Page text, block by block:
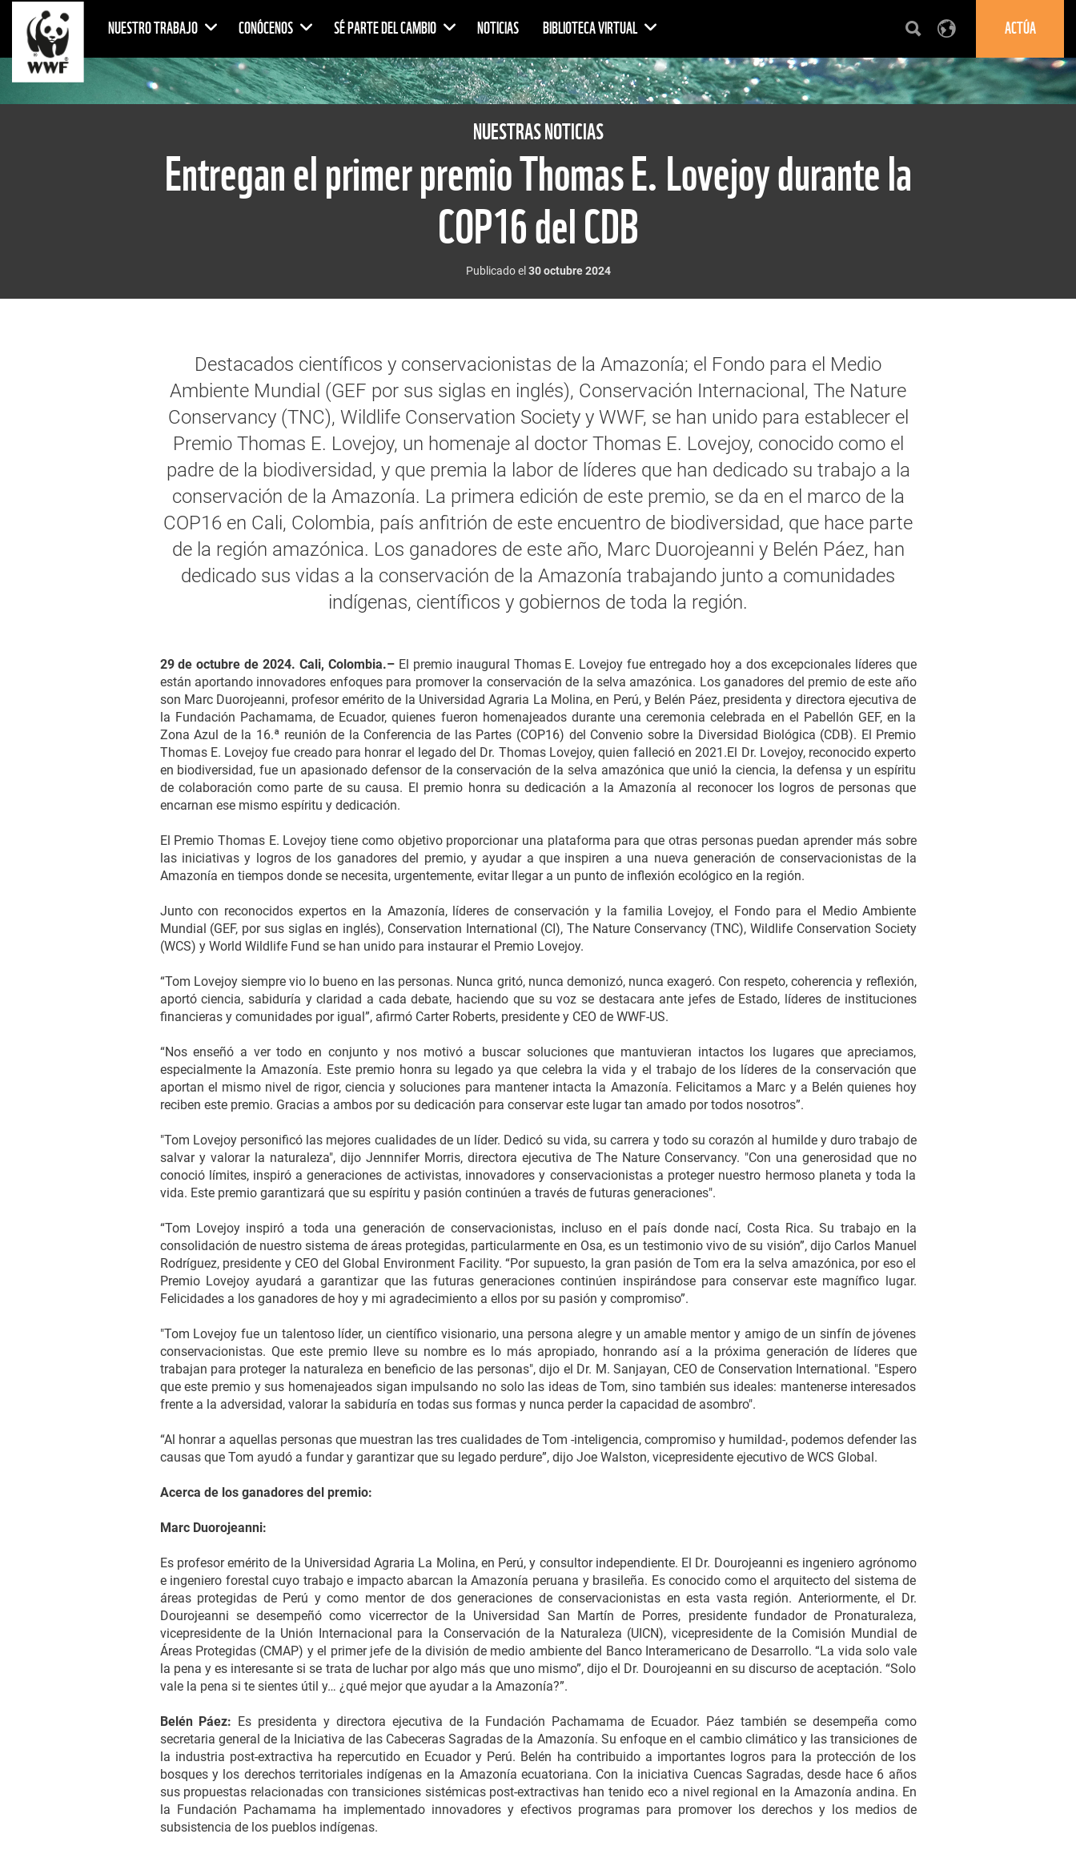
NUESTRO TRABAJO CONÓCENOS SÉ PARTE DEL CAMBIO NOTICIAS BIBLIOTECA VIRTUAL ACTÚA
NUESTRAS NOTICIAS
Entregan el primer premio Thomas E. Lovejoy durante la
COP16 del CDB
Publicado el 30 octubre 2024
Destacados científicos y conservacionistas de la Amazonía; el Fondo para el Medio
Ambiente Mundial (GEF por sus siglas en inglés), Conservación Internacional, The Nature
Conservancy (TNC), Wildlife Conservation Society y WWF, se han unido para establecer el
Premio Thomas E. Lovejoy, un homenaje al doctor Thomas E. Lovejoy, conocido como el
padre de la biodiversidad, y que premia la labor de líderes que han dedicado su trabajo a la
conservación de la Amazonía. La primera edición de este premio, se da en el marco de la
COP16 en Cali, Colombia, país anfitrión de este encuentro de biodiversidad, que hace parte
de la región amazónica. Los ganadores de este año, Marc Duorojeanni y Belén Páez, han
dedicado sus vidas a la conservación de la Amazonía trabajando junto a comunidades
indígenas, científicos y gobiernos de toda la región.
29 de octubre de 2024. Cali, Colombia.–El premio inaugural Thomas E. Lovejoy fue entregado hoy a dos excepcionales líderes que
están aportando innovadores enfoques para promover la conservación de la selva amazónica. Los ganadores del premio de este año
son Marc Duorojeanni, profesor emérito de la Universidad Agraria La Molina, en Perú, y Belén Páez, presidenta y directora ejecutiva de
la Fundación Pachamama, de Ecuador, quienes fueron homenajeados durante una ceremonia celebrada en el Pabellón GEF, en la
Zona Azul de la 16.ª reunión de la Conferencia de las Partes (COP16) del Convenio sobre la Diversidad Biológica (CDB). El Premio
Thomas E. Lovejoy fue creado para honrar el legado del Dr. Thomas Lovejoy, quien falleció en 2021.El Dr. Lovejoy, reconocido experto
en biodiversidad, fue un apasionado defensor de la conservación de la selva amazónica que unió la ciencia, la defensa y un espíritu
de colaboración como parte de su causa. El premio honra su dedicación a la Amazonía al reconocer los logros de personas que
encarnan ese mismo espíritu y dedicación.
El Premio Thomas E. Lovejoy tiene como objetivo proporcionar una plataforma para que otras personas puedan aprender más sobre
las iniciativas y logros de los ganadores del premio, y ayudar a que inspiren a una nueva generación de conservacionistas de la
Amazonía en tiempos donde se necesita, urgentemente, evitar llegar a un punto de inflexión ecológico en la región.
Junto con reconocidos expertos en la Amazonía, líderes de conservación y la familia Lovejoy, el Fondo para el Medio Ambiente
Mundial (GEF, por sus siglas en inglés), Conservation International (CI), The Nature Conservancy (TNC), Wildlife Conservation Society
(WCS) y World Wildlife Fund se han unido para instaurar el Premio Lovejoy.
“Tom Lovejoy siempre vio lo bueno en las personas. Nunca gritó, nunca demonizó, nunca exageró. Con respeto, coherencia y reflexión,
aportó ciencia, sabiduría y claridad a cada debate, haciendo que su voz se destacara ante jefes de Estado, líderes de instituciones
financieras y comunidades por igual”, afirmó Carter Roberts, presidente y CEO de WWF-US.
“Nos enseñó a ver todo en conjunto y nos motivó a buscar soluciones que mantuvieran intactos los lugares que apreciamos,
especialmente la Amazonía. Este premio honra su legado ya que celebra la vida y el trabajo de los líderes de la conservación que
aportan el mismo nivel de rigor, ciencia y soluciones para mantener intacta la Amazonía. Felicitamos a Marc y a Belén quienes hoy
reciben este premio. Gracias a ambos por su dedicación para conservar este lugar tan amado por todos nosotros”.
"Tom Lovejoy personificó las mejores cualidades de un líder. Dedicó su vida, su carrera y todo su corazón al humilde y duro trabajo de
salvar y valorar la naturaleza", dijo Jennnifer Morris, directora ejecutiva de The Nature Conservancy. "Con una generosidad que no
conoció límites, inspiró a generaciones de activistas, innovadores y conservacionistas a proteger nuestro hermoso planeta y toda la
vida. Este premio garantizará que su espíritu y pasión continúen a través de futuras generaciones".
“Tom Lovejoy inspiró a toda una generación de conservacionistas, incluso en el país donde nací, Costa Rica. Su trabajo en la
consolidación de nuestro sistema de áreas protegidas, particularmente en Osa, es un testimonio vivo de su visión”, dijo Carlos Manuel
Rodríguez, presidente y CEO del Global Environment Facility. “Por supuesto, la gran pasión de Tom era la selva amazónica, por eso el
Premio Lovejoy ayudará a garantizar que las futuras generaciones continúen inspirándose para conservar este magnífico lugar.
Felicidades a los ganadores de hoy y mi agradecimiento a ellos por su pasión y compromiso”.
"Tom Lovejoy fue un talentoso líder, un científico visionario, una persona alegre y un amable mentor y amigo de un sinfín de jóvenes
conservacionistas. Que este premio lleve su nombre es lo más apropiado, honrando así a la próxima generación de líderes que
trabajan para proteger la naturaleza en beneficio de las personas", dijo el Dr. M. Sanjayan, CEO de Conservation International. "Espero
que este premio y sus homenajeados sigan impulsando no solo las ideas de Tom, sino también sus ideales: mantenerse interesados
frente a la adversidad, valorar la sabiduría en todas sus formas y nunca perder la capacidad de asombro".
“Al honrar a aquellas personas que muestran las tres cualidades de Tom -inteligencia, compromiso y humildad-, podemos defender las
causas que Tom ayudó a fundar y garantizar que su legado perdure”, dijo Joe Walston, vicepresidente ejecutivo de WCS Global.
Acerca de los ganadores del premio:
Marc Duorojeanni:
Es profesor emérito de la Universidad Agraria La Molina, en Perú, y consultor independiente. El Dr. Dourojeanni es ingeniero agrónomo
e ingeniero forestal cuyo trabajo e impacto abarcan la Amazonía peruana y brasileña. Es conocido como el arquitecto del sistema de
áreas protegidas de Perú y como mentor de dos generaciones de conservacionistas en esta vasta región. Anteriormente, el Dr.
Dourojeanni se desempeñó como vicerrector de la Universidad San Martín de Porres, presidente fundador de Pronaturaleza,
vicepresidente de la Unión Internacional para la Conservación de la Naturaleza (UICN), vicepresidente de la Comisión Mundial de
Áreas Protegidas (CMAP) y el primer jefe de la división de medio ambiente del Banco Interamericano de Desarrollo. “La vida solo vale
la pena y es interesante si se trata de luchar por algo más que uno mismo”, dijo el Dr. Dourojeanni en su discurso de aceptación. “Solo
vale la pena si te sientes útil y… ¿qué mejor que ayudar a la Amazonía?”.
Belén Páez: Es presidenta y directora ejecutiva de la Fundación Pachamama de Ecuador. Páez también se desempeña como
secretaria general de la Iniciativa de las Cabeceras Sagradas de la Amazonía. Su enfoque en el cambio climático y las transiciones de
la industria post-extractiva ha repercutido en Ecuador y Perú. Belén ha contribuido a importantes logros para la protección de los
bosques y los derechos territoriales indígenas en la Amazonía ecuatoriana. Con la iniciativa Cuencas Sagradas, desde hace 6 años
sus propuestas relacionadas con transiciones sistémicas post-extractivas han tenido eco a nivel regional en la Amazonía andina. En
la Fundación Pachamama ha implementado innovadores y efectivos programas para promover los derechos y los medios de
subsistencia de los pueblos indígenas.